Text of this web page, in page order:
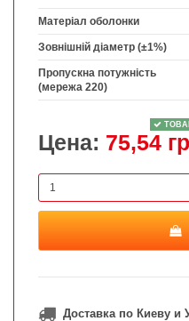
Матеріал оболонки
Зовнішній діаметр (±1%)
Пропускна потужність
(мережа 220)
Цена: 75,54
Доставка по Киеву и